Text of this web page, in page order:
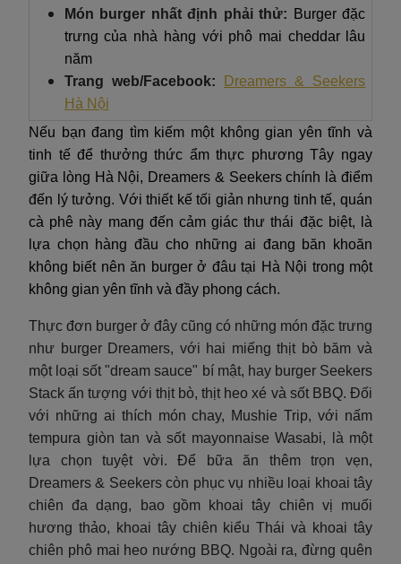
Món burger nhất định phải thử:
Burger đặc
trưng của nhà hàng với phô mai cheddar lâu
năm
Trang web/Facebook:
Dreamers & Seekers
Hà Nội
Nếu bạn đang tìm kiếm một không gian yên tĩnh và
tinh tế để thưởng thức ẩm thực phương Tây ngay
giữa lòng Hà Nội, Dreamers & Seekers chính là điểm
đến lý tưởng. Với thiết kế tối giản nhưng tinh tế, quán
cà phê này mang đến cảm giác thư thái đặc biệt, là
lựa chọn hàng đầu cho những ai đang băn khoăn
không biết nên ăn burger ở đâu tại Hà Nội trong một
không gian yên tĩnh và đầy phong cách.
Thực đơn burger ở đây cũng có những món đặc trưng
như burger Dreamers, với hai miếng thịt bò băm và
một loại sốt "dream sauce" bí mật, hay burger Seekers
Stack ấn tượng với thịt bò, thịt heo xé và sốt BBQ. Đối
với những ai thích món chay, Mushie Trip, với nấm
tempura giòn tan và sốt mayonnaise Wasabi, là một
lựa chọn tuyệt vời. Để bữa ăn thêm trọn vẹn,
Dreamers & Seekers còn phục vụ nhiều loại khoai tây
chiên đa dạng, bao gồm khoai tây chiên vị muối
hương thảo, khoai tây chiên kiểu Thái và khoai tây
chiên phô mai heo nướng BBQ. Ngoài ra, đừng quên